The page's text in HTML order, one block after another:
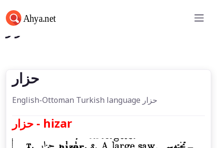
حزار
حزار
English-Ottoman Turkish language حزار
حزار - hizar